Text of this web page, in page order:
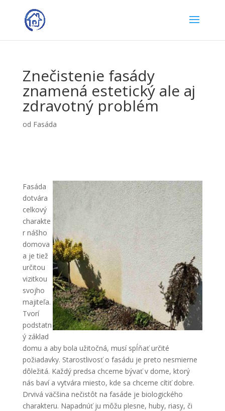
Znečistenie fasády
znamená estetický ale aj
zdravotný problém
od Fasáda
Fasáda
dotvára
celkový
charakte
r nášho
domova
a je tiež
určitou
vizitkou
svojho
majiteľa.
Tvorí
podstatn
ý základ
domu a aby bola užitočná, musí spĺňať určité
požiadavky. Starostlivosť o fasádu je preto nesmierne
dôležitá. Každý predsa chceme bývať v dome, ktorý
nás baví a vytvára miesto, kde sa chceme cítiť dobre.
Drvivá väčšina nečistôt na fasáde je biologického
charakteru. Napadnúť ju môžu plesne, huby, riasy, či